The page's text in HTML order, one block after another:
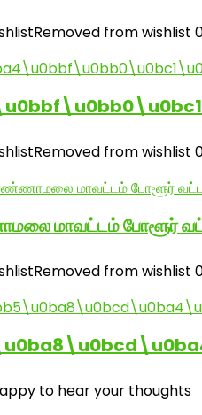
Removed from wishlist
Removed from wishlist
மாவட்டம் போளூர்
Removed from wishlist
to hear your thoughts